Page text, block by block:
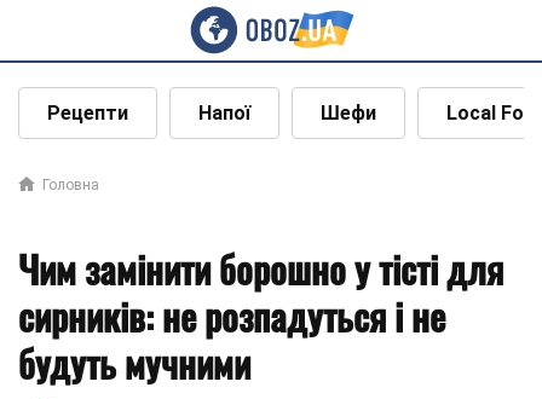
Рецепти Напої Шефи Local
Головна
Чим замінити борошно у тісті для
сирників: не розпадуться і не
будуть мучними